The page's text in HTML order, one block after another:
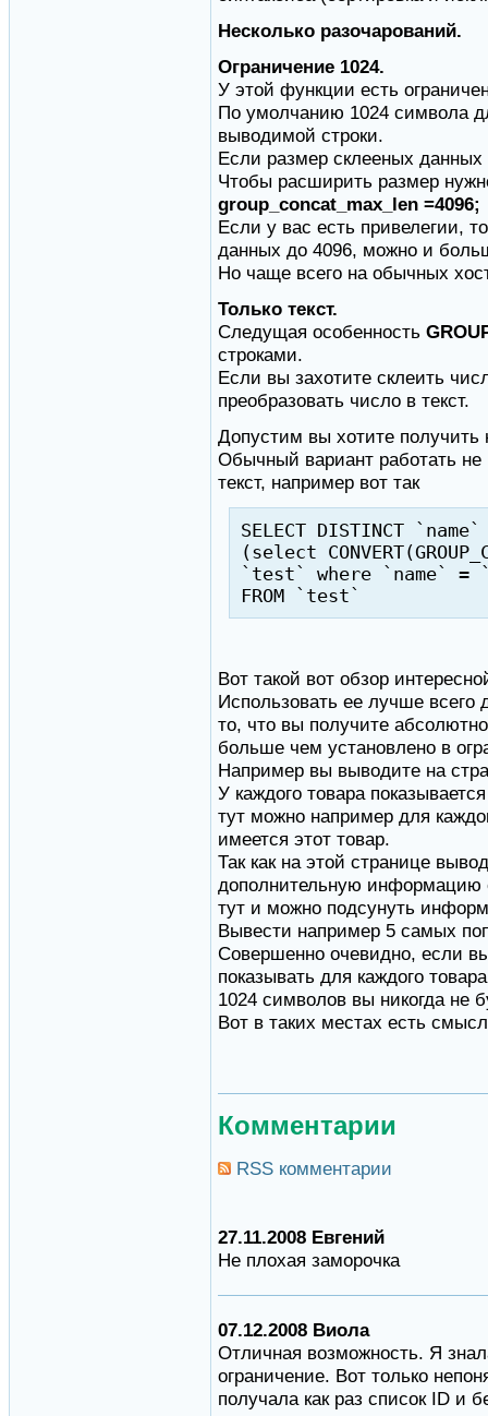
Несколько разочарований.
Ограничение 1024.
У этой функции есть
По умолчанию 1024 символа
выводимой строки.
Если размер склееных
Чтобы расширить размер
group_concat_max_len =4096;
Если у вас есть привелегии,
данных до 4096, можно и
Но чаще всего на обычных
Только текст.
Следущая особенность
строками.
Если вы захотите склеить
преобразовать число в текст.
Допустим вы хотите получить
Обычный вариант работать не
текст, например вот так
SELECT DISTINCT
(select
`test` where `name` =
FROM `test`
Вот такой вот обзор
Использовать ее лучше всего
то, что вы получите
больше чем установлено в
Например вы выводите на
У каждого товара
тут можно например для
имеется этот товар.
Так как на этой странице
дополнительную информацию
тут и можно подсунуть
Вывести например 5 самых
Совершенно очевидно, если
показывать для каждого
1024 символов вы никогда не
Вот в таких местах есть
Комментарии
RSS комментарии
27.11.2008 Евгений
Не плохая заморочка
07.12.2008 Виола
Отличная возможность. Я
ограничение. Вот только
получала как раз список ID и